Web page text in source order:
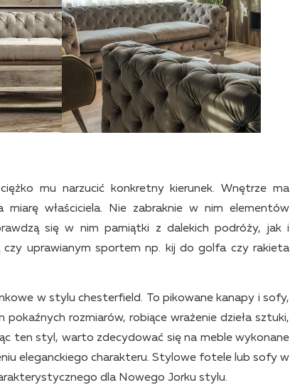
mu narzucić konkretny kierunek. Wnętrze ma
właściciela. Nie zabraknie w nim elementów
się w nim pamiątki z dalekich podróży, jak i
uprawianym sportem np. kij do golfa czy rakieta
w stylu chesterfield. To pikowane kanapy i sofy,
rozmiarów, robiące wrażenie dzieła sztuki,
ten styl, warto zdecydować się na meble wykonane
eleganckiego charakteru. Stylowe fotele lub sofy w
dla Nowego Jorku stylu.